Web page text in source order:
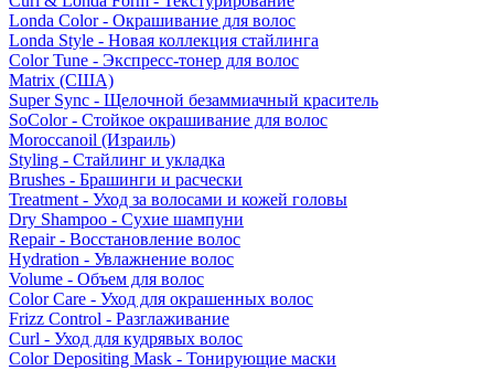
Londa Color - Окрашивание для волос
Londa Style - Новая коллекция стайлинга
Color Tune - Экспресс-тонер для волос
Matrix (США)
Super Sync - Щелочной безаммиачный краситель
SoColor - Стойкое окрашивание для волос
Moroccanoil (Израиль)
Styling - Стайлинг и укладка
Brushes - Брашинги и расчески
Treatment - Уход за волосами и кожей головы
Dry Shampoo - Сухие шампуни
Repair - Восстановление волос
Hydration - Увлажнение волос
Volume - Объем для волос
Color Care - Уход для окрашенных волос
Frizz Control - Разглаживание
Curl - Уход для кудрявых волос
Color Depositing Mask - Тонирующие маски